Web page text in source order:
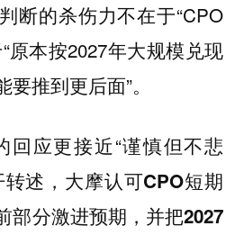
断的杀伤力不在于“CPO
原本按2027年大规模兑现
推到更后面”。
回应更接近“谨慎但不悲
述， 大摩认可CPO短期
部分激进预期，并把2027